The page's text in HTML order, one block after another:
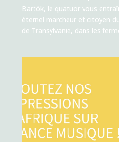
Bartók, le quatuor vous
éternel marcheur et citoyen
de Transylvanie, dans les